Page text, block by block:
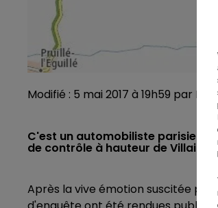
Modifié : 5 mai 2017 à 19h59 par
C'est un automobiliste parisien
de contrôle à hauteur de
Après la vive émotion suscitée